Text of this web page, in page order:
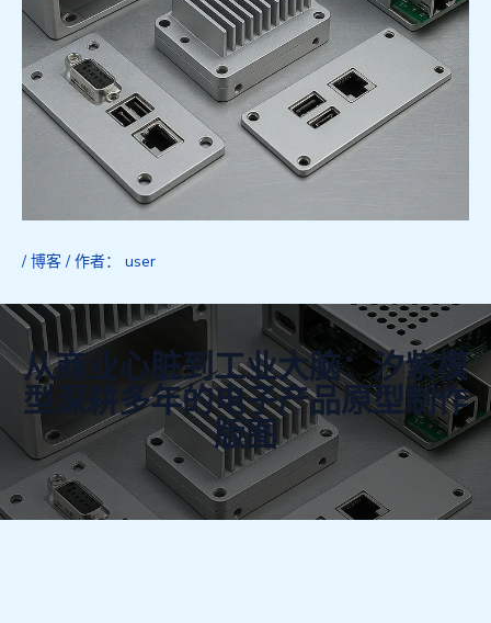
/ 博客/ 作者： user
从商业心脏到工业大脑：汐紫模
型深耕多年的电子产品原型制作
版图